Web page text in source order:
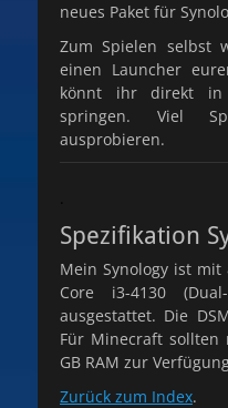
neues Paket für
Zum Spielen selbst
einen Launcher
könnt ihr direkt in
springen. Viel
ausprobieren.
Spezifikation
Mein Synology ist mit
Core i3-4130
ausgestattet. Die
Für Minecraft sollten
GB RAM zur
Zurück zum Index.